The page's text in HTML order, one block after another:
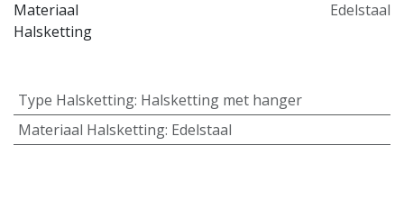
Materiaal
Halsketting
Edelstaal
Type Halsketting: Halsketting met hanger
Materiaal Halsketting: Edelstaal